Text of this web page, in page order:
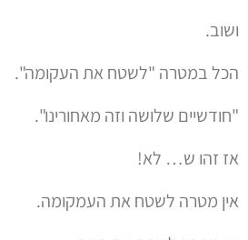
ושוב.
הכל במטרה "לשטח את העקומה".
"חודשיים שלושה וזה מאחורינו".
אז זהו ש… לא!
אין מטרה לשטח את העמקומה.